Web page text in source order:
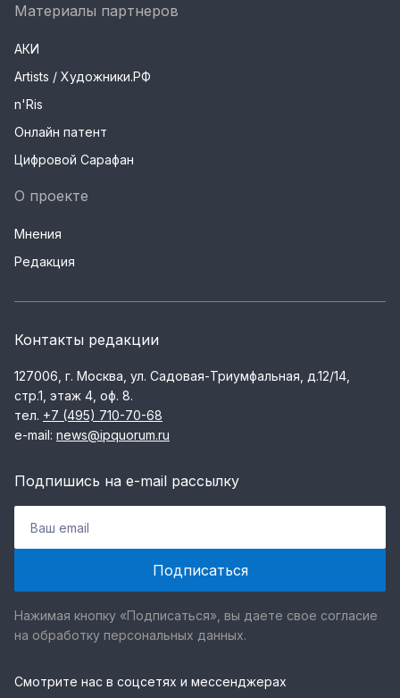
Материалы партнеров
АКИ
Artists / Художники.РФ
n'Ris
Онлайн патент
Цифровой Сарафан
О проекте
Мнения
Редакция
Контакты редакции
127006, г. Москва, ул. Садовая-Триумфальная, д.12/14,
стр.1, этаж 4, оф. 8.
тел. +7 (495) 710-70-68
e-mail: news@ipquorum.ru
Подпишись на e-mail рассылку
Нажимая кнопку «Подписаться», вы даете свое согласие
на обработку персональных данных.
Смотрите нас в соцсетях и мессенджерах